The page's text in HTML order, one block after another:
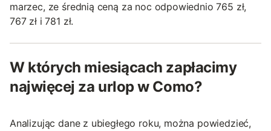
marzec, ze średnią ceną za noc odpowiednio 765 zł,
767 zł i 781 zł.
W których miesiącach zapłacimy
najwięcej za urlop w Como?
Analizując dane z ubiegłego roku, można powiedzieć,